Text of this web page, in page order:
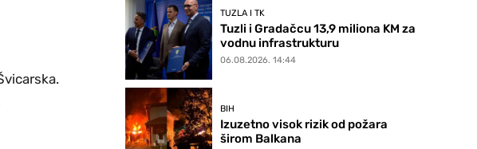
TUZLA I TK
Tuzli i Gradačcu 13,9 miliona KM za
vodnu infrastrukturu
06.08.2026. 14:44
BIH
Izuzetno visok rizik od požara
širom Balkana